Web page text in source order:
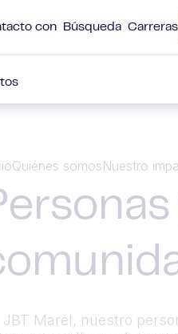
con Búsqueda Carreras
Quiénes somosNuestro
JBT Marel, nuestro